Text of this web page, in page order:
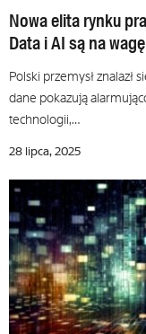
Nowa elita rynku
Data i AI są na
Polski przemysł znalazł
dane pokazują
technologii,…
28 lipca, 2025